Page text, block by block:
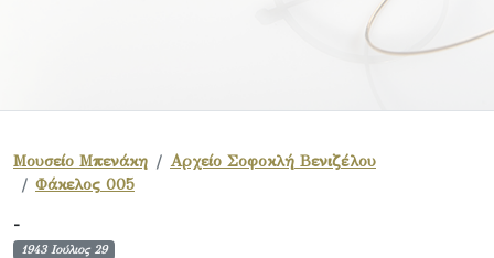
Μουσείο Μπενάκη
Αρχείο Σοφοκλή Βενιζέλου
Φάκελος 005
-
1943 Ιούλιος 29